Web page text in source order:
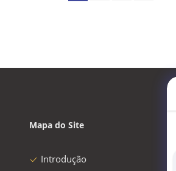
Mapa do Site
Introdução